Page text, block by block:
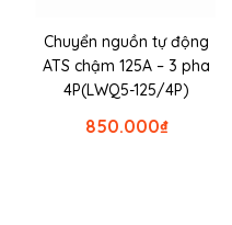
Chuyển nguồn tự động
ATS chậm 125A – 3 pha
4P(LWQ5-125/4P)
₫
850.000